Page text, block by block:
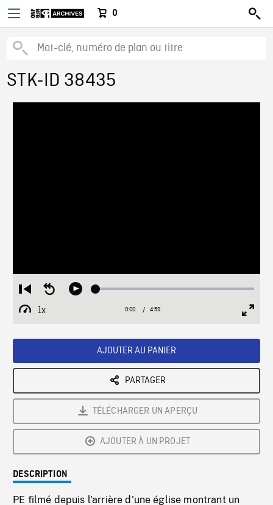
0
STK-ID 38435
Restart
from
beginning
Seek
Play Loaded:
1x
Playback
Current
0:00 / Duration
4:59
AJOUTER AU PANIER
PARTAGER
TÉLÉCHARGER UN APERÇU
AJOUTER À UN PROJET
DESCRIPTION
PE filmé depuis l'arrière d'une église montrant un